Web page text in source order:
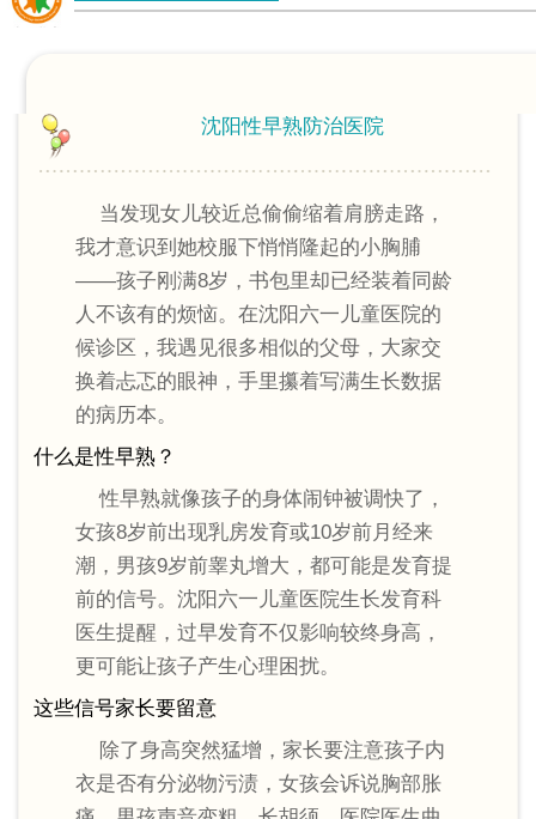
沈阳性早熟防治医院
当发现女儿较近总偷偷缩着肩膀走路，
我才意识到她校服下悄悄隆起的小胸脯
——孩子刚满8岁，书包里却已经装着同龄
人不该有的烦恼。在沈阳六一儿童医院的
候诊区，我遇见很多相似的父母，大家交
换着忐忑的眼神，手里攥着写满生长数据
的病历本。
什么是性早熟？
性早熟就像孩子的身体闹钟被调快了，
女孩8岁前出现乳房发育或10岁前月经来
潮，男孩9岁前睾丸增大，都可能是发育提
前的信号。沈阳六一儿童医院生长发育科
医生提醒，过早发育不仅影响较终身高，
更可能让孩子产生心理困扰。
这些信号家长要留意
除了身高突然猛增，家长要注意孩子内
衣是否有分泌物污渍，女孩会诉说胸部胀